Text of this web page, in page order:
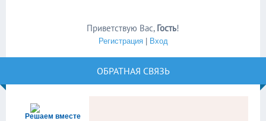
Приветствую Вас, Гость!
Регистрация| Вход
ОБРАТНАЯ СВЯЗЬ
Решаем вместе